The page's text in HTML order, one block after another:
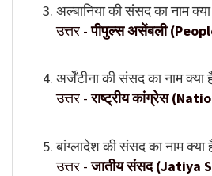
अल्बानिया की संसद का नाम क्या
उत्तर -पीपुल्स असेंबली
अर्जेंटीना की संसद का नाम क्या
उत्तर -राष्ट्रीय कांग्रेस
बांग्लादेश की संसद का नाम क्या
उत्तर -जातीय संसद (Jatiya